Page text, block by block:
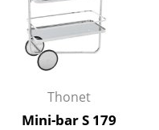
Thonet
Mini-bar S 179